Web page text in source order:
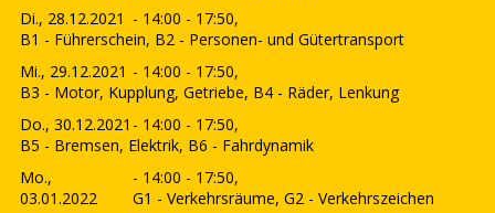
Di., 28.12.2021 - 14:00 - 17:50,
B1 - Führerschein, B2 - Personen- und Gütertransport
Mi., 29.12.2021 - 14:00 - 17:50,
B3 - Motor, Kupplung, Getriebe, B4 - Räder, Lenkung
Do., 30.12.2021 - 14:00 - 17:50,
B5 - Bremsen, Elektrik, B6 - Fahrdynamik
Mo.,
03.01.2022
- 14:00 - 17:50,
G1 - Verkehrsräume, G2 - Verkehrszeichen